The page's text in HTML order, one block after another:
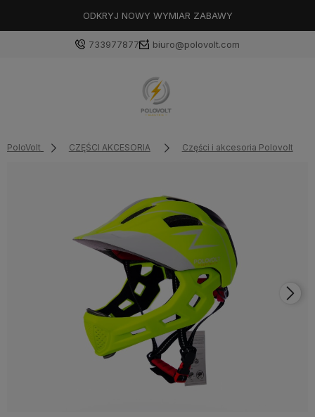
ODKRYJ NOWY WYMIAR ZABAWY
733977877 biuro@polovolt.com
PoloVolt CZĘŚCI AKCESORIA Części i akcesoria Polovolt